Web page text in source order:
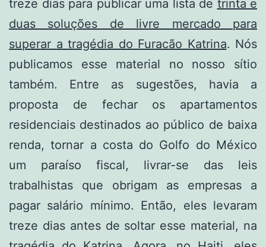
treze dias para publicar uma lista de trinta e
duas soluções de livre mercado para
superar a tragédia do Furacão Katrina. Nós
publicamos esse material no nosso sítio
também. Entre as sugestões, havia a
proposta de fechar os apartamentos
residenciais destinados ao público de baixa
renda, tornar a costa do Golfo do México
um paraíso fiscal, livrar-se das leis
trabalhistas que obrigam as empresas a
pagar salário mínimo. Então, eles levaram
treze dias antes de soltar esse material, na